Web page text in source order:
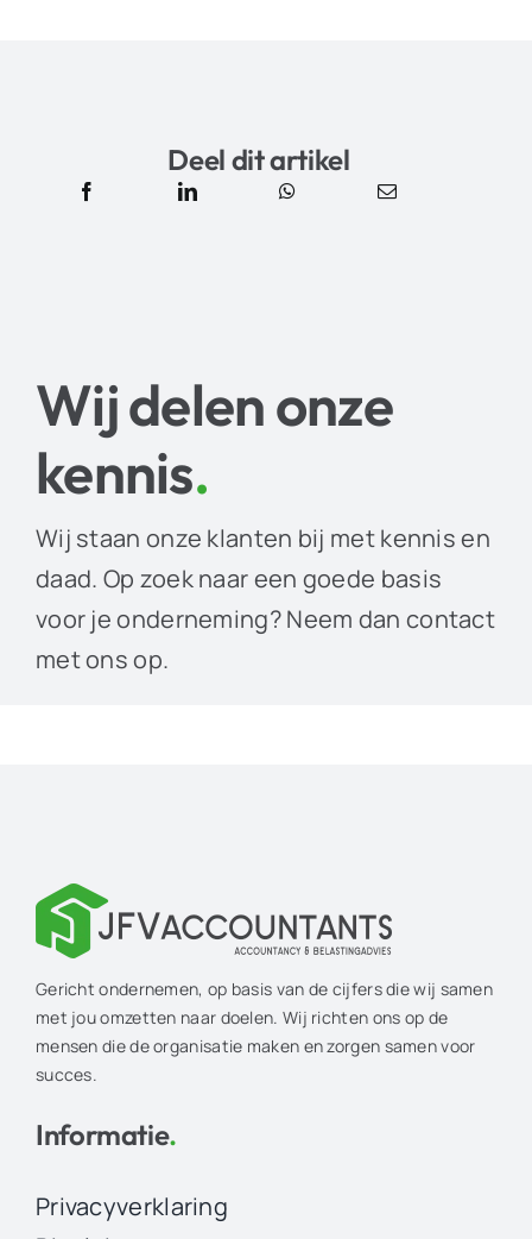
Deel dit artikel
Wij delen onze
kennis.
Wij staan onze klanten bij met kennis en
daad. Op zoek naar een goede basis
voor je onderneming? Neem dan contact
met ons op.
Gericht ondernemen, op basis van de cijfers die wij samen
met jou omzetten naar doelen. Wij richten ons op de
mensen die de organisatie maken en zorgen samen voor
succes.
Informatie.
Privacyverklaring